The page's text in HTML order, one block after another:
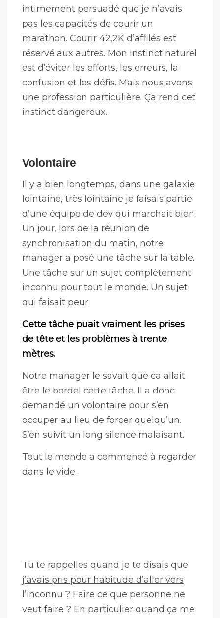
intimement persuadé que je n’avais
pas les capacités de courir un
marathon. Courir 42,2K d’affilés est
réservé aux autres. Mon instinct naturel
est d’éviter les efforts, les erreurs, la
confusion et les défis. Mais nous avons
une profession particulière. Ça rend cet
instinct dangereux.
Volontaire
Il y a bien longtemps, dans une galaxie
lointaine, très lointaine je faisais partie
d’une équipe de dev qui marchait bien.
Un jour, lors de la réunion de
synchronisation du matin, notre
manager a posé une tâche sur la table.
Une tâche sur un sujet complètement
inconnu pour tout le monde. Un sujet
qui faisait peur.
Cette tâche puait vraiment les prises
de tête et les problèmes à trente
mètres.
Notre manager le savait que ca allait
être le bordel cette tâche. Il a donc
demandé un volontaire pour s’en
occuper au lieu de forcer quelqu’un.
S’en suivit un long silence malaisant.
Tout le monde a commencé à regarder
dans le vide.
Tu te rappelles quand je te disais que
j’avais pris pour habitude d’aller vers
l’inconnu ? Faire ce que personne ne
veut faire ? En particulier quand ça me